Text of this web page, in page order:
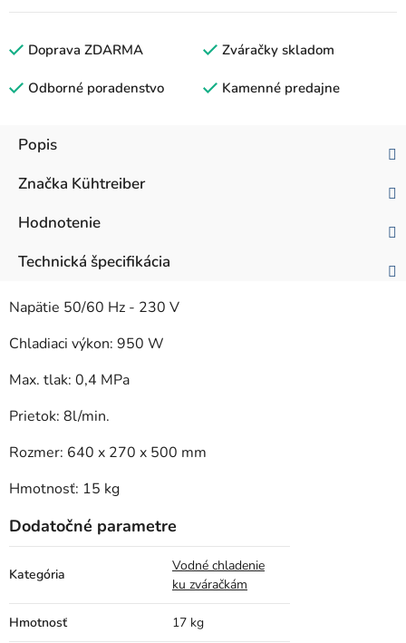
Doprava ZDARMA Zváračky skladom
Odborné poradenstvo Kamenné predajne
Popis
Značka Kühtreiber
Hodnotenie
Technická špecifikácia
Napätie 50/60 Hz - 230 V
Chladiaci výkon: 950 W
Max. tlak: 0,4 MPa
Prietok: 8l/min.
Rozmer: 640 x 270 x 500 mm
Hmotnosť: 15 kg
Dodatočné parametre
Kategória
Vodné chladenie
ku zváračkám
Hmotnosť 17 kg